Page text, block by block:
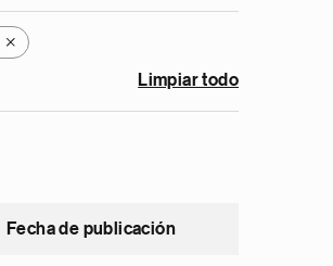
X
Limpiar todo
Fecha de publicación